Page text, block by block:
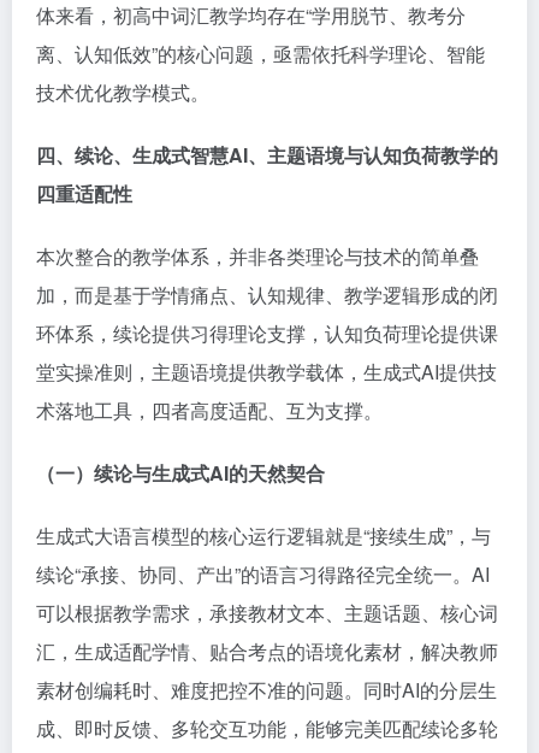
体来看，初高中词汇教学均存在“学用脱节、教考分
离、认知低效”的核心问题，亟需依托科学理论、智能
技术优化教学模式。
四、续论、生成式智慧AI、主题语境与认知负荷教学的
四重适配性
本次整合的教学体系，并非各类理论与技术的简单叠
加，而是基于学情痛点、认知规律、教学逻辑形成的闭
环体系，续论提供习得理论支撑，认知负荷理论提供课
堂实操准则，主题语境提供教学载体，生成式AI提供技
术落地工具，四者高度适配、互为支撑。
（一）续论与生成式AI的天然契合
生成式大语言模型的核心运行逻辑就是“接续生成”，与
续论“承接、协同、产出”的语言习得路径完全统一。AI
可以根据教学需求，承接教材文本、主题话题、核心词
汇，生成适配学情、贴合考点的语境化素材，解决教师
素材创编耗时、难度把控不准的问题。同时AI的分层生
成、即时反馈、多轮交互功能，能够完美匹配续论多轮